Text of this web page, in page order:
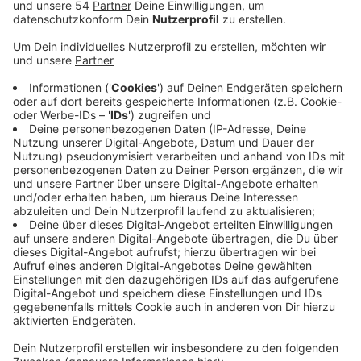
Welche konkreten Auswirkungen der Streik auf die
Müllabholung hat, entscheidet sich tagesaktuell, heißt
es von der mags. Die Gelben Tonnen sollen aber in
jedem Fall normal abgeholt werden - denn dafür ist bei
uns ein anderes Unternehmen, die EGN, zuständig.
Auch empfindliche Bereiche, wie das
Bestattungswesen, werden aufrechterhalten. Weitere
Streiks gibt es heute an den Flughäfen. Die Airports
Düsseldorf und Köln/Bonn rechnen mit vielen
Ausfällen und Verspätungen. Reisende sollten sich
vorab über ihren Flug informieren. Hintergrund der
Streiks sind die Tarifverhandlungen im öffentlichen